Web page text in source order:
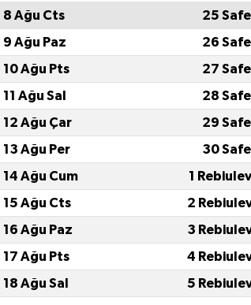
8 Ağu Cts
25
9 Ağu Paz
26
10 Ağu Pts
27
11 Ağu Sal
28
12 Ağu Çar
29
13 Ağu Per
30
14 Ağu Cum
1
15 Ağu Cts
2
16 Ağu Paz
3
17 Ağu Pts
4
18 Ağu Sal
5